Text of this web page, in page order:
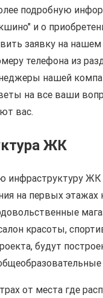
подробную
и о
заявку на нашем
телефона из
нашей
на все ваши
вас.
ЖК
инфраструктуру
на первых этажах
красоты,
будут
от места где